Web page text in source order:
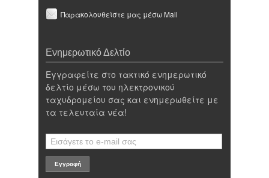
Παρακολουθείστε μας μέσω Mail
Ενημερωτικό Δελτίο
Εγγραφείτε στο τακτικό ενημερωτικό
δελτίο μέσω του ηλεκτρονικού
ταχυδρομείου σας και ενημερωθείτε με
τα τελευταία νέα!